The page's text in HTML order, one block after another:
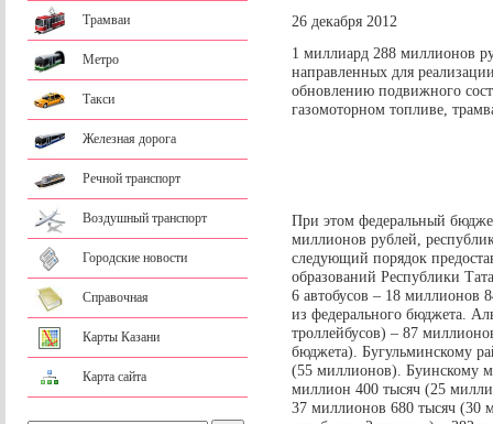
Трамваи
Метро
Такси
Железная дорога
Речной транспорт
Воздушный транспорт
Городские новости
Справочная
Карты Казани
Карта сайта
26 декабря 2012
1 миллиард 288 миллионов
направленных для
обновлению подвижного
газомоторном топливе,
При этом федеральный
миллионов рублей,
следующий порядок
образований Республики
6 автобусов – 18 миллионов
из федерального бюджета.
троллейбусов) – 87
бюджета). Бугульминскому
(55 миллионов). Буинскому
миллион 400 тысяч (25
37 миллионов 680 тысяч (30